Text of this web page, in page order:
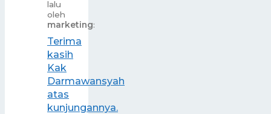
lalu
oleh
marketing:
Terima
kasih
Kak
Darmawansyah
atas
kunjungannya.